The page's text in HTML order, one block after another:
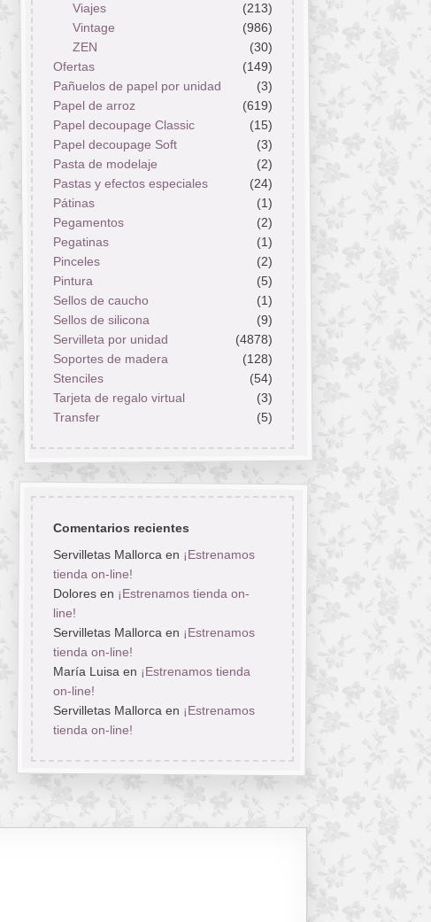
Viajes
(213)
Vintage
(986)
ZEN
(30)
Ofertas
(149)
Pañuelos de papel por unidad
(3)
Papel de arroz
(619)
Papel decoupage Classic
(15)
Papel decoupage Soft
(3)
Pasta de modelaje
(2)
Pastas y efectos especiales
(24)
Pátinas
(1)
Pegamentos
(2)
Pegatinas
(1)
Pinceles
(2)
Pintura
(5)
Sellos de caucho
(1)
Sellos de silicona
(9)
Servilleta por unidad
(4878)
Soportes de madera
(128)
Stenciles
(54)
Tarjeta de regalo virtual
(3)
Transfer
(5)
Comentarios recientes
Servilletas Mallorcaen ¡Estrenamos
tienda on-line!
Doloresen ¡Estrenamos tienda on-
line!
Servilletas Mallorcaen ¡Estrenamos
tienda on-line!
María Luisaen ¡Estrenamos tienda
on-line!
Servilletas Mallorcaen ¡Estrenamos
tienda on-line!